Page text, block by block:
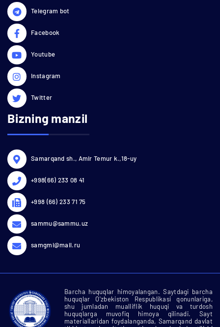
Telegram bot
Facebook
Youtube
Instagram
Twitter
Bizning manzil
Samarqand sh., Amir Temur k.,18-uy
+998(66) 233 08 41
+998 (66) 233 71 75
sammu@sammu.uz
samgmi@mail.ru
Barcha huquqlar himoyalangan. Saytdagi barcha
huquqlar O'zbekiston Respublikasi qonunlariga,
shu jumladan mualliflik huquqi va turdosh
huquqlarga muvofiq himoya qilinadi. Sayt
materiallaridan foydalanganda, Samarqand davlat